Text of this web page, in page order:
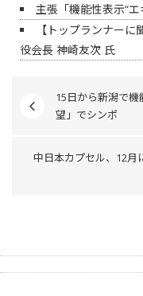
主張「機能性表示“エ
【トップランナー
役会長 神崎友次 氏
15日から新潟で
望」でシンポ
中日本カプセル、12月